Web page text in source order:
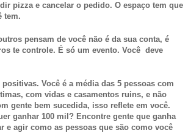
pizza e cancelar o pedido. O espaço tem que
tem.
pensam de você não é da sua conta, é
te controle. É só um evento. Você deve
positivas. Você é a média das 5 pessoas com
com vidas e casamentos ruins, e não
gente bem sucedida, isso reflete em você.
ganhar 100 mil? Encontre gente que ganha
e agir como as pessoas que são como você